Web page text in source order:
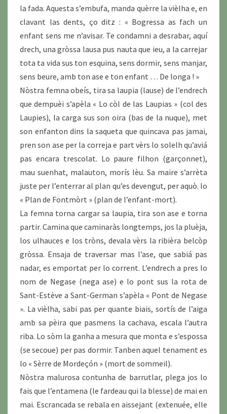
la fada. Aquesta s’embufa, manda quèrre la vièlha e, en
clavant las dents, ço ditz : « Bogressa as fach un
enfant sens me n’avisar. Te condamni a desrabar, aquí
drech, una gròssa lausa pus nauta que ieu, a la carrejar
tota ta vida sus ton esquina, sens dormir, sens manjar,
sens beure, amb ton ase e ton enfant … De longa ! »
Nòstra femna obeís, tira sa laupia (lause) de l’endrech
que dempuèi s’apèla « Lo còl de las Laupias » (col des
Laupies), la carga sus son oira (bas de la nuque), met
son enfanton dins la saqueta que quincava pas jamai,
pren son ase per la correja e part vèrs lo solelh qu’aviá
pas encara trescolat. Lo paure filhon (garçonnet),
mau suenhat, malauton, morís lèu. Sa maire s’arrèta
juste per l’enterrar al plan qu’es devengut, per aquò. lo
« Plan de Fontmòrt » (plan de l’enfant-mort).
La femna torna cargar sa laupia, tira son ase e torna
partir. Camina que caminaràs longtemps, jos la pluèja,
los ulhauces e los tròns, devala vèrs la ribièra belcòp
gròssa. Ensaja de traversar mas l’ase, que sabiá pas
nadar, es emportat per lo corrent. L’endrech a pres lo
nom de Negase (nega ase) e lo pont sus la rota de
Sant-Estève a Sant-German s’apèla « Pont de Negase
». La vièlha, sabi pas per quante biais, sortís de l’aiga
amb sa pèira que pasmens la cachava, escala l’autra
riba. Lo sòm la ganha a mesura que monta e s’espossa
(se secoue) per pas dormir. Tanben aquel tenament es
lo « Sèrre de Mordeçón » (mort de sommeil).
Nòstra malurosa contunha de barrutlar, plega jos lo
fais que l’entamena (le fardeau qui la blesse) de mai en
mai. Escrancada se rebala en aissejant (extenuée, elle